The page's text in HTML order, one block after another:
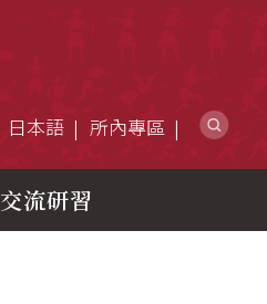
日本語 所內專區
交流研習